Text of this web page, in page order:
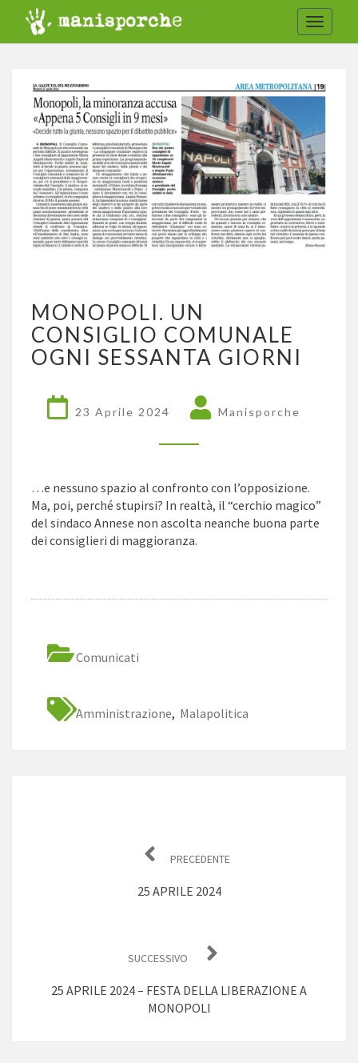
Toggle
UN
CONSIGLIO
COMUNALE
OGNI
GIORNI
MONOPOLI. UN
CONSIGLIO COMUNALE
OGNI SESSANTA GIORNI
23 Aprile 2024 Manisporche
…e nessuno spazio al confronto con l’opposizione.
Ma, poi, perché stupirsi? In realtà, il “cerchio magico”
del sindaco Annese non ascolta neanche buona parte
dei consiglieri di maggioranza.
Comunicati
Amministrazione, Malapolitica
PRECEDENTE
25 APRILE 2024
SUCCESSIVO
25 APRILE 2024 – FESTA DELLA LIBERAZIONE A
MONOPOLI